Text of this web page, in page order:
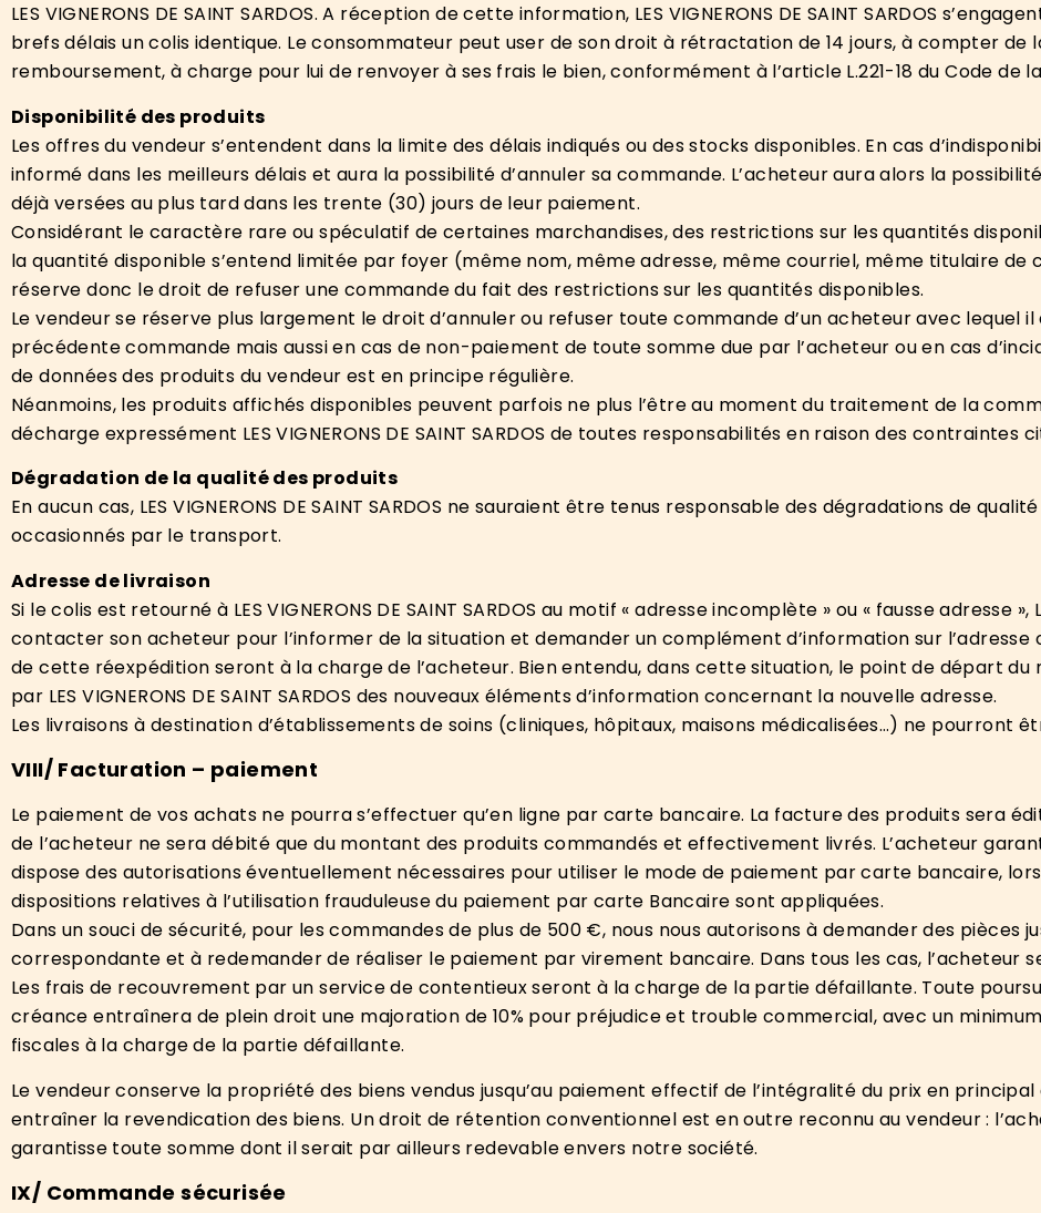
LES VIGNERONS DE SAINT SARDOS. A réception de cette information, LES VIGNERONS DE SAINT SARDOS
brefs délais un colis identique. Le consommateur peut user de son droit à rétractation de 14 jours, à compter
remboursement, à charge pour lui de renvoyer à ses frais le bien, conformément à l’article L.221-18 du Code de
Disponibilité des produits
Les offres du vendeur s’entendent dans la limite des délais indiqués ou des stocks disponibles. En cas
informé dans les meilleurs délais et aura la possibilité d’annuler sa commande. L’acheteur aura alors la
déjà versées au plus tard dans les trente (30) jours de leur paiement.
Considérant le caractère rare ou spéculatif de certaines marchandises, des restrictions sur les quantités
la quantité disponible s’entend limitée par foyer (même nom, même adresse, même courriel, même titulaire
réserve donc le droit de refuser une commande du fait des restrictions sur les quantités disponibles.
Le vendeur se réserve plus largement le droit d’annuler ou refuser toute commande d’un acheteur avec lequel
précédente commande mais aussi en cas de non-paiement de toute somme due par l’acheteur ou en cas
de données des produits du vendeur est en principe régulière.
Néanmoins, les produits affichés disponibles peuvent parfois ne plus l’être au moment du traitement de la
décharge expressément LES VIGNERONS DE SAINT SARDOS de toutes responsabilités en raison des contraintes
Dégradation de la qualité des produits
En aucun cas, LES VIGNERONS DE SAINT SARDOS ne sauraient être tenus responsable des dégradations de
occasionnés par le transport.
Adresse de livraison
Si le colis est retourné à LES VIGNERONS DE SAINT SARDOS au motif « adresse incomplète » ou « fausse adresse »,
contacter son acheteur pour l’informer de la situation et demander un complément d’information sur l’adresse
de cette réexpédition seront à la charge de l’acheteur. Bien entendu, dans cette situation, le point de départ du
par LES VIGNERONS DE SAINT SARDOS des nouveaux éléments d’information concernant la nouvelle adresse.
Les livraisons à destination d’établissements de soins (cliniques, hôpitaux, maisons médicalisées…) ne pourront
VIII/ Facturation – paiement
Le paiement de vos achats ne pourra s’effectuer qu’en ligne par carte bancaire. La facture des produits sera
de l’acheteur ne sera débité que du montant des produits commandés et effectivement livrés. L’acheteur garantit
dispose des autorisations éventuellement nécessaires pour utiliser le mode de paiement par carte bancaire,
dispositions relatives à l’utilisation frauduleuse du paiement par carte Bancaire sont appliquées.
Dans un souci de sécurité, pour les commandes de plus de 500 €, nous nous autorisons à demander des
correspondante et à redemander de réaliser le paiement par virement bancaire. Dans tous les cas,
Les frais de recouvrement par un service de contentieux seront à la charge de la partie défaillante. Toute
créance entraînera de plein droit une majoration de 10% pour préjudice et trouble commercial, avec un
fiscales à la charge de la partie défaillante.
Le vendeur conserve la propriété des biens vendus jusqu’au paiement effectif de l’intégralité du prix en
entraîner la revendication des biens. Un droit de rétention conventionnel est en outre reconnu au vendeur :
garantisse toute somme dont il serait par ailleurs redevable envers notre société.
IX/ Commande sécurisée